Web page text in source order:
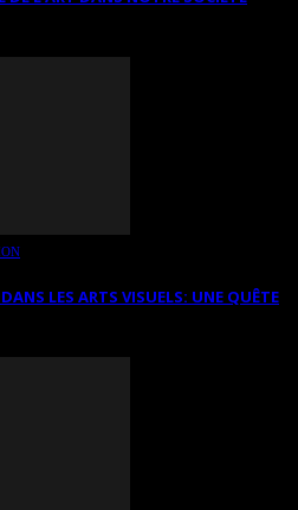
LES ARTS VISUELS: UNE QUÊTE